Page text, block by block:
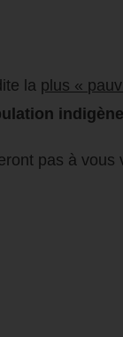
la plus «
pas à vous